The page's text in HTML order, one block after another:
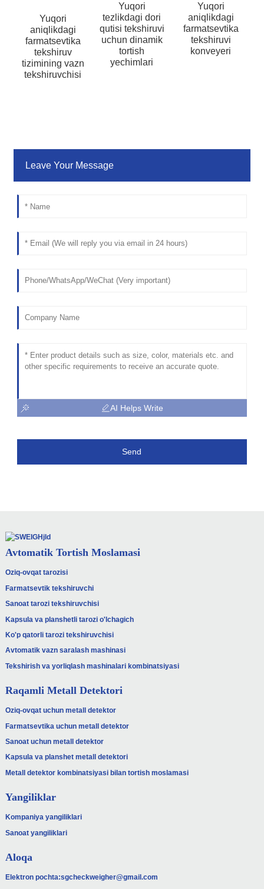
Yuqori
aniqlikdagi
farmatsevtika
tekshiruv
tizimining vazn
tekshiruvchisi
Yuqori
tezlikdagi dori
qutisi tekshiruvi
uchun dinamik
tortish
yechimlari
Yuqori
aniqlikdagi
farmatsevtika
tekshiruvi
konveyeri
Leave Your Message
AI Helps Write
Send
Avtomatik Tortish Moslamasi
Oziq-ovqat tarozisi
Farmatsevtik tekshiruvchi
Sanoat tarozi tekshiruvchisi
Kapsula va planshetli tarozi o'lchagich
Ko'p qatorli tarozi tekshiruvchisi
Avtomatik vazn saralash mashinasi
Tekshirish va yorliqlash mashinalari kombinatsiyasi
Raqamli Metall Detektori
Oziq-ovqat uchun metall detektor
Farmatsevtika uchun metall detektor
Sanoat uchun metall detektor
Kapsula va planshet metall detektori
Metall detektor kombinatsiyasi bilan tortish moslamasi
Yangiliklar
Kompaniya yangiliklari
Sanoat yangiliklari
Aloqa
Elektron pochta:sgcheckweigher@gmail.com